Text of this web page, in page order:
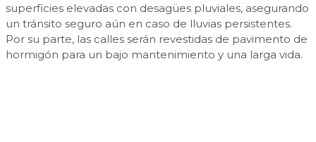
superficies elevadas con desagües pluviales, asegurando
un tránsito seguro aún en caso de lluvias persistentes.
Por su parte, las calles serán revestidas de pavimento de
hormigón para un bajo mantenimiento y una larga vida.